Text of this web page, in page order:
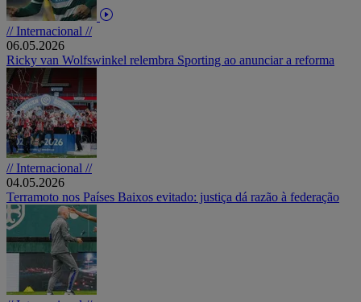
// Internacional //
06.05.2026
Ricky van Wolfswinkel relembra Sporting ao anunciar a reforma
// Internacional //
04.05.2026
Terramoto nos Países Baixos evitado: justiça dá razão à federação